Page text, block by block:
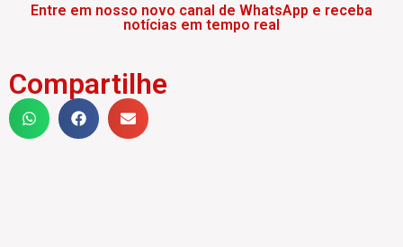
Entre em nosso novo canal de WhatsApp e receba
notícias em tempo real
Compartilhe